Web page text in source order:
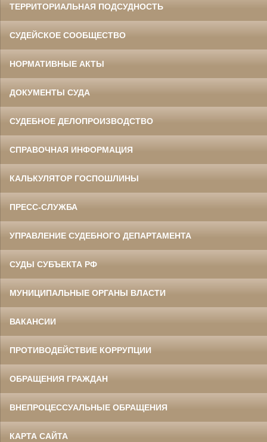
ТЕРРИТОРИАЛЬНАЯ ПОДСУДНОСТЬ
СУДЕЙСКОЕ СООБЩЕСТВО
НОРМАТИВНЫЕ АКТЫ
ДОКУМЕНТЫ СУДА
СУДЕБНОЕ ДЕЛОПРОИЗВОДСТВО
СПРАВОЧНАЯ ИНФОРМАЦИЯ
КАЛЬКУЛЯТОР ГОСПОШЛИНЫ
ПРЕСС-СЛУЖБА
УПРАВЛЕНИЕ СУДЕБНОГО ДЕПАРТАМЕНТА
СУДЫ СУБЪЕКТА РФ
МУНИЦИПАЛЬНЫЕ ОРГАНЫ ВЛАСТИ
ВАКАНСИИ
ПРОТИВОДЕЙСТВИЕ КОРРУПЦИИ
ОБРАЩЕНИЯ ГРАЖДАН
ВНЕПРОЦЕССУАЛЬНЫЕ ОБРАЩЕНИЯ
КАРТА САЙТА